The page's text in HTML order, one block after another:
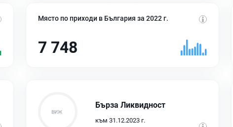
Място по приходи в България за 2022 г.
7 748
Бърза Ликвидност
към 31.12.2023 г.